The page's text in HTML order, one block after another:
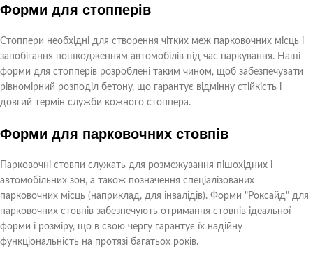
Форми для стопперів
Стоппери необхідні для створення чітких меж парковочних місць і
запобігання пошкодженням автомобілів під час паркування. Наші
форми для стопперів розроблені таким чином, щоб забезпечувати
рівномірний розподіл бетону, що гарантує відмінну стійкість і
довгий термін служби кожного стоппера.
Форми для парковочних стовпів
Парковочні стовпи служать для розмежування пішохідних і
автомобільних зон, а також позначення спеціалізованих
парковочних місць (наприклад, для інвалідів). Форми "Роксайд" для
парковочних стовпів забезпечують отримання стовпів ідеальної
форми і розміру, що в свою чергу гарантує їх надійну
функціональність на протязі багатьох років.